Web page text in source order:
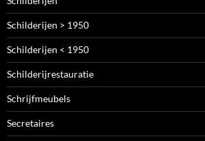
Schilderijen > 1950
Schilderijen < 1950
Schilderijrestauratie
Schrijfmeubels
Secretaires